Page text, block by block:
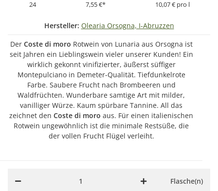
24
7,55 €* 10,07 € pro l
Hersteller: Olearia Orsogna, I-Abruzzen
Der Coste di moro Rotwein von Lunaria aus Orsogna ist
seit Jahren ein Lieblingswein vieler unserer Kunden! Ein
wirklich gekonnt vinifizierter, äußerst süffiger
Montepulciano in Demeter-Qualität. Tiefdunkelrote
Farbe. Saubere Frucht nach Brombeeren und
Waldfrüchten. Wunderbare samtige Art mit milder,
vanilliger Würze. Kaum spürbare Tannine. All das
zeichnet den Coste di moro aus. Für einen italienischen
Rotwein ungewöhnlich ist die minimale Restsüße, die
der vollen Frucht Flügel verleiht.
Flasche(n)